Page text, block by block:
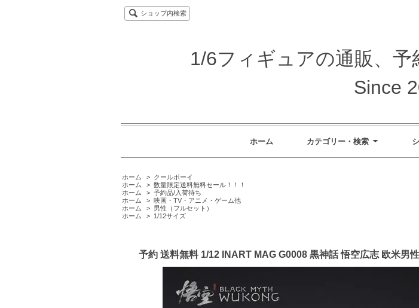
ショップ内検索
1/6フィギュアの通販、
Since
ホーム カテゴリー・検索
ホーム > クールボーイ
ホーム
> 数量限定送料無料セール！！！
ホーム
> 予約品/入荷待ち
ホーム
> 映画・TV・アニメ・ゲーム他
ホーム
> 男性（フルセット）
ホーム
> 1/12サイズ
予約 送料無料 1/12 INART MAG G0008 黒神話 悟空広志 欧米男